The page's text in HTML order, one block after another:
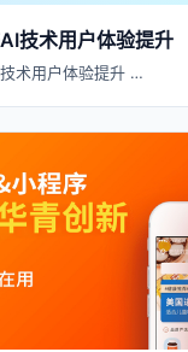
技术用户体验提升
术用户体验提升 …